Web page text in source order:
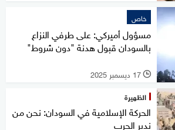
خاص
مسؤول أميركي: على طرفي النزاع
بالسودان قبول هدنة "دون شروط"
l 17 ديسمبر 2025
الظهيرة
الحركة الإسلامية في السودان: نحن من
ندير الحرب